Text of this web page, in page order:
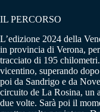
IL PERCORSO
L’edizione 2024 della
in provincia di Verona,
tracciato di 195
vicentino, superando
poi da Sandrigo e da
circuito de La Rosina, un
due volte. Sarà poi il